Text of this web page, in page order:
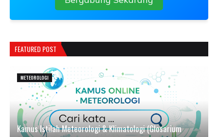
FEATURED POST
METEOROLOGI
Kamus Istilah Meteorologi & Klimatologi (Glosarium